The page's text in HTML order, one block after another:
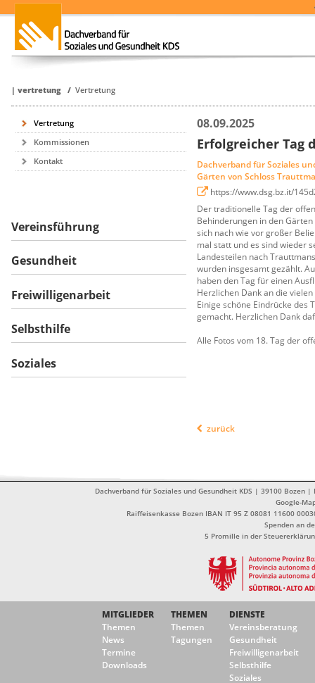
| vertretung / Vertretung
Vertretung
Kommissionen
Kontakt
Vereinsführung
Gesundheit
Freiwilligenarbeit
Selbsthilfe
Soziales
08.09.2025
Erfolgreicher Tag
Dachverband für Soziales
Gärten von Schloss
https://www.dsg.bz.it/
Der traditionelle Tag der
Behinderungen in den
sich nach wie vor großer
mal statt und es sind wieder
Landesteilen nach
wurden insgesamt gezählt.
haben den Tag für einen
Herzlichen Dank an die
Einige schöne Eindrücke des
gemacht. Herzlichen Dank
Alle Fotos vom 18. Tag der
zurück
Dachverband für Soziales und Gesundheit KDS | 39100
Google-
Raiffeisenkasse Bozen IBAN IT 95 Z 08081 11600
Spenden an
5 Promille in der
MITGLIEDER
Themen
News
Termine
Downloads
THEMEN
Themen
Tagungen
DIENSTE
Vereinsberatung
Gesundheit
Freiwilligenarbeit
Selbsthilfe
Soziales